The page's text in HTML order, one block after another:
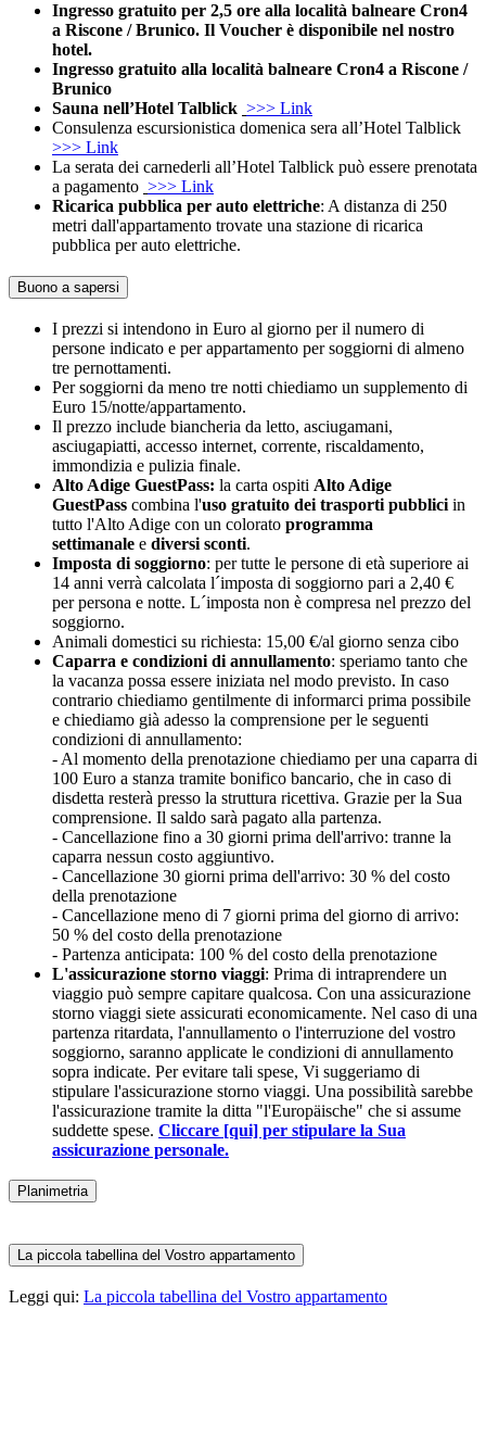
Ingresso gratuito per 2,5 ore alla località balneare Cron4
a Riscone / Brunico. Il Voucher è disponibile nel nostro
hotel.
Ingresso gratuito alla località balneare Cron4 a Riscone /
Brunico
Sauna nell’Hotel Talblick >>> Link
Consulenza escursionistica domenica sera all’Hotel Talblick
>>> Link
La serata dei carnederli all’Hotel Talblick può essere prenotata
a pagamento >>> Link
Ricarica pubblica per auto elettriche: A distanza di 250
metri dall'appartamento trovate una stazione di ricarica
pubblica per auto elettriche.
Buono a sapersi
I prezzi si intendono in Euro al giorno per il numero di
persone indicato e per appartamento per soggiorni di almeno
tre pernottamenti.
Per soggiorni da meno tre notti chiediamo un supplemento di
Euro 15/notte/appartamento.
Il prezzo include biancheria da letto, asciugamani,
asciugapiatti, accesso internet, corrente, riscaldamento,
immondizia e pulizia finale.
Alto Adige GuestPass: la carta ospiti Alto Adige
GuestPass combina l'uso gratuito dei trasporti pubblici in
tutto l'Alto Adige con un colorato programma
settimanale e diversi sconti.
Imposta di soggiorno: per tutte le persone di età superiore ai
14 anni verrà calcolata l´imposta di soggiorno pari a 2,40 €
per persona e notte. L´imposta non è compresa nel prezzo del
soggiorno.
Animali domestici su richiesta: 15,00 €/al giorno senza cibo
Caparra e condizioni di annullamento: speriamo tanto che
la vacanza possa essere iniziata nel modo previsto. In caso
contrario chiediamo gentilmente di informarci prima possibile
e chiediamo già adesso la comprensione per le seguenti
condizioni di annullamento:
- Al momento della prenotazione chiediamo per una caparra di
100 Euro a stanza tramite bonifico bancario, che in caso di
disdetta resterà presso la struttura ricettiva. Grazie per la Sua
comprensione. Il saldo sarà pagato alla partenza.
- Cancellazione fino a 30 giorni prima dell'arrivo: tranne la
caparra nessun costo aggiuntivo.
- Cancellazione 30 giorni prima dell'arrivo: 30 % del costo
della prenotazione
- Cancellazione meno di 7 giorni prima del giorno di arrivo:
50 % del costo della prenotazione
- Partenza anticipata: 100 % del costo della prenotazione
L'assicurazione storno viaggi: Prima di intraprendere un
viaggio può sempre capitare qualcosa. Con una assicurazione
storno viaggi siete assicurati economicamente. Nel caso di una
partenza ritardata, l'annullamento o l'interruzione del vostro
soggiorno, saranno applicate le condizioni di annullamento
sopra indicate. Per evitare tali spese, Vi suggeriamo di
stipulare l'assicurazione storno viaggi. Una possibilità sarebbe
l'assicurazione tramite la ditta "l'Europäische" che si assume
suddette spese. Cliccare [qui] per stipulare la Sua
assicurazione personale.
Planimetria
La piccola tabellina del Vostro appartamento
Leggi qui: La piccola tabellina del Vostro appartamento